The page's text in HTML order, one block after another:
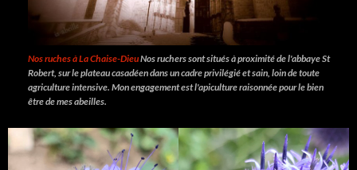
Nos ruches à La Chaise-DieuNos ruchers sont situés à proximité de l'abbaye St
Robert, sur le plateau casadéen dans un cadre privilégié et sain, loin de toute
agriculture intensive. Mon engagement est l'apiculture raisonnée pour le bien
être de mes abeilles.